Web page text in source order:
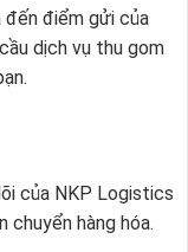
đến điểm gửi của
dịch vụ thu gom
của NKP Logistics
chuyển hàng hóa.